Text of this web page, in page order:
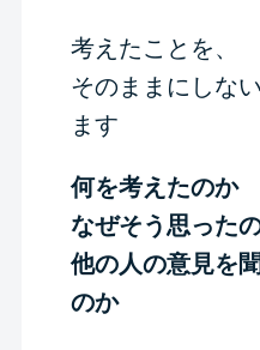
考えたことを、
そのままにしな
ます
何を考えたのか
なぜそう思った
他の人の意見を
のか